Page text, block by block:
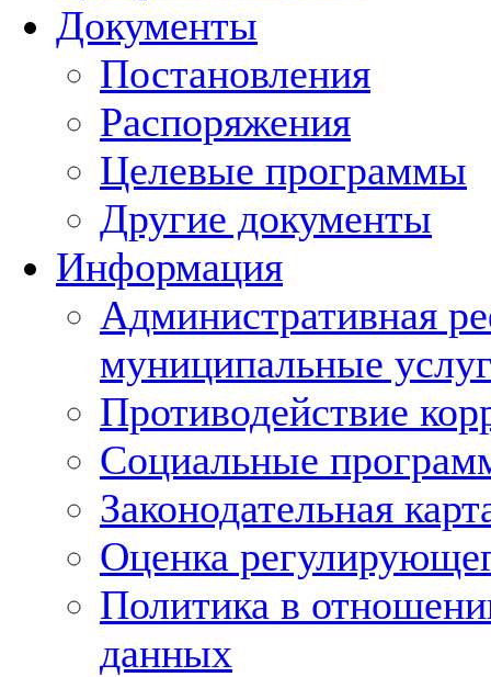
Документы
Постановления
Распоряжения
Целевые программы
Другие документы
Информация
Административная
муниципальные
Противодействие
Социальные
Законодательная
Оценка
Политика в
данных